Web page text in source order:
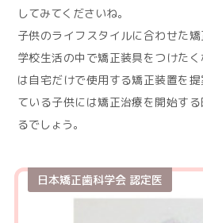
してみてくださいね。
子供のライフスタイルに合わせた矯
学校生活の中で矯正装具をつけた
は自宅だけで使用する矯正装置を
ている子供には矯正治療を開始す
るでしょう。
日本矯正歯科学会 認定医